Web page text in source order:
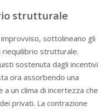
strutturale
sottolineano gli
riequilibrio strutturale.
sostenuta dagli incentivi
ora assorbendo una
un clima di incertezza che
privati. La contrazione